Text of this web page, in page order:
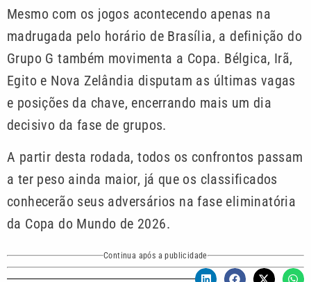
Mesmo com os jogos acontecendo apenas na
madrugada pelo horário de Brasília, a definição do
Grupo G também movimenta a Copa. Bélgica, Irã,
Egito e Nova Zelândia disputam as últimas vagas
e posições da chave, encerrando mais um dia
decisivo da fase de grupos.
A partir desta rodada, todos os confrontos passam
a ter peso ainda maior, já que os classificados
conhecerão seus adversários na fase eliminatória
da Copa do Mundo de 2026.
Continua após a publicidade